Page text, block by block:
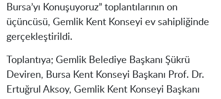
Bursa’yı Konuşuyoruz” toplantılarının on
üçüncüsü, Gemlik Kent Konseyi ev sahipliğinde
gerçekleştirildi.
Toplantıya; Gemlik Belediye Başkanı Şükrü
Deviren, Bursa Kent Konseyi Başkanı Prof. Dr.
Ertuğrul Aksoy, Gemlik Kent Konseyi Başkanı